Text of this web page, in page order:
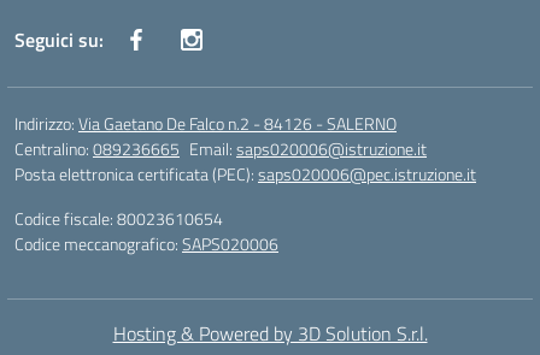
Seguici su:
Indirizzo:Via Gaetano De Falco n.2 - 84126 - SALERNO
Centralino:089236665 Email:saps020006@istruzione.it
Posta elettronica certificata (PEC):saps020006@pec.istruzione.it
Codice fiscale: 80023610654
Codice meccanografico:SAPS020006
Hosting & Powered by 3D Solution S.r.l.